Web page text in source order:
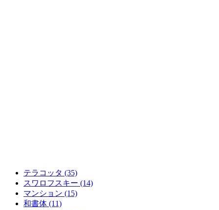
テラコッタ (35)
スワロフスキー (14)
マンション (15)
和書体 (11)